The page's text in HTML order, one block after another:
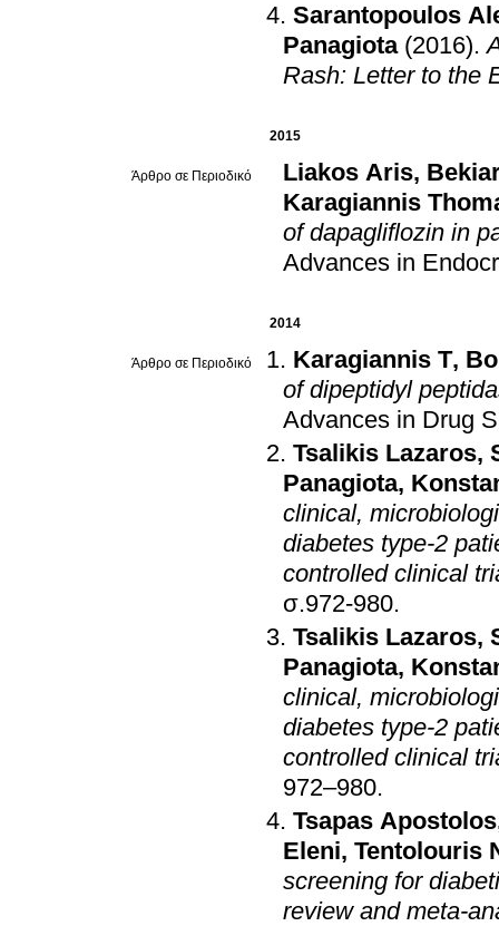
Sarantopoulos
Panagiota (2016).
Rash: Letter to the
2015
Άρθρο σε Περιοδικό Liakos Aris,
Karagiannis
of dapagliflozin in
Advances in
2014
Άρθρο σε Περιοδικό Karagiannis T,
of dipeptidyl
Advances in Drug
Tsalikis Lazaros,
Panagiota,
clinical,
diabetes type-2
controlled clinical
σ.972-980.
Tsalikis Lazaros,
Panagiota,
clinical,
diabetes type-2
controlled clinical
972–980.
Tsapas Apostolos
Eleni, Tentolouris
screening for
review and meta-